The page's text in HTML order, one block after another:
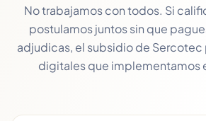
No trabajamos con todos. Si
postulamos juntos sin que
adjudicas, el subsidio de Sercotec
digitales que implementamos